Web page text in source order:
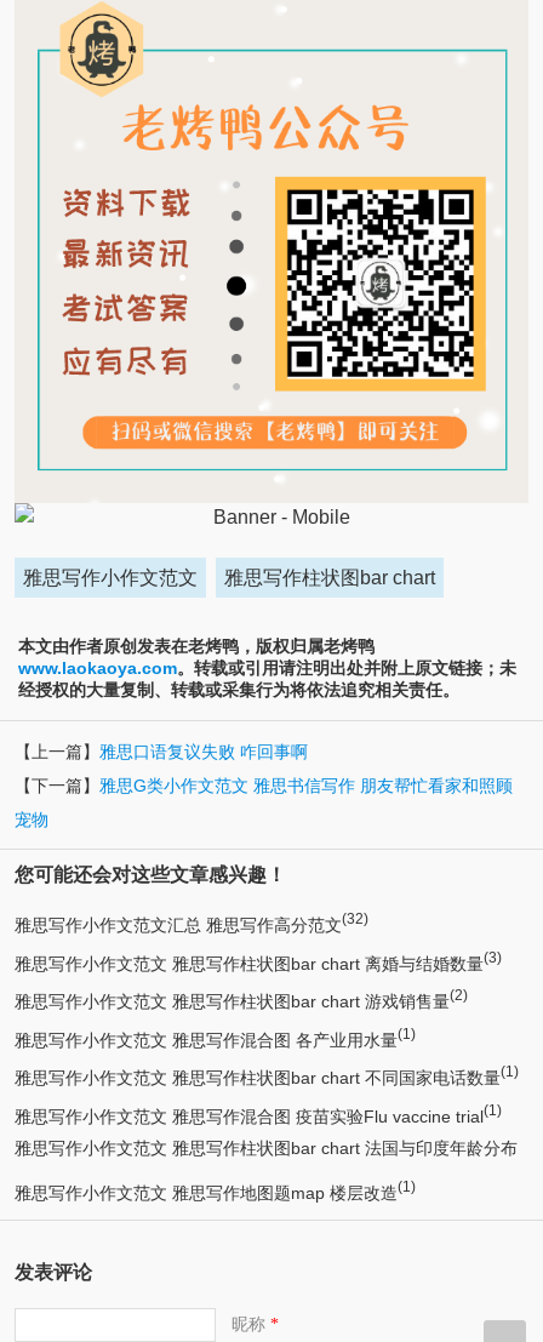
雅思写作小作文范文 雅思写作柱状图bar chart
本文由作者原创发表在老烤鸭，版权归属老烤鸭
www.laokaoya.com。转载或引用请注明出处并附上原文链接；未
经授权的大量复制、转载或采集行为将依法追究相关责任。
【上一篇】 雅思口语复议失败 咋回事啊
【下一篇】 雅思G类小作文范文 雅思书信写作 朋友帮忙看家和照顾
宠物
您可能还会对这些文章感兴趣！
雅思写作小作文范文汇总 雅思写作高分范文(32)
雅思写作小作文范文 雅思写作柱状图bar chart 离婚与结婚数量(3)
雅思写作小作文范文 雅思写作柱状图bar chart 游戏销售量(2)
雅思写作小作文范文 雅思写作混合图 各产业用水量(1)
雅思写作小作文范文 雅思写作柱状图bar chart 不同国家电话数量(1)
雅思写作小作文范文 雅思写作混合图 疫苗实验Flu vaccine trial(1)
雅思写作小作文范文 雅思写作柱状图bar chart 法国与印度年龄分布
(1)
雅思写作小作文范文 雅思写作地图题map 楼层改造(1)
发表评论
昵称*